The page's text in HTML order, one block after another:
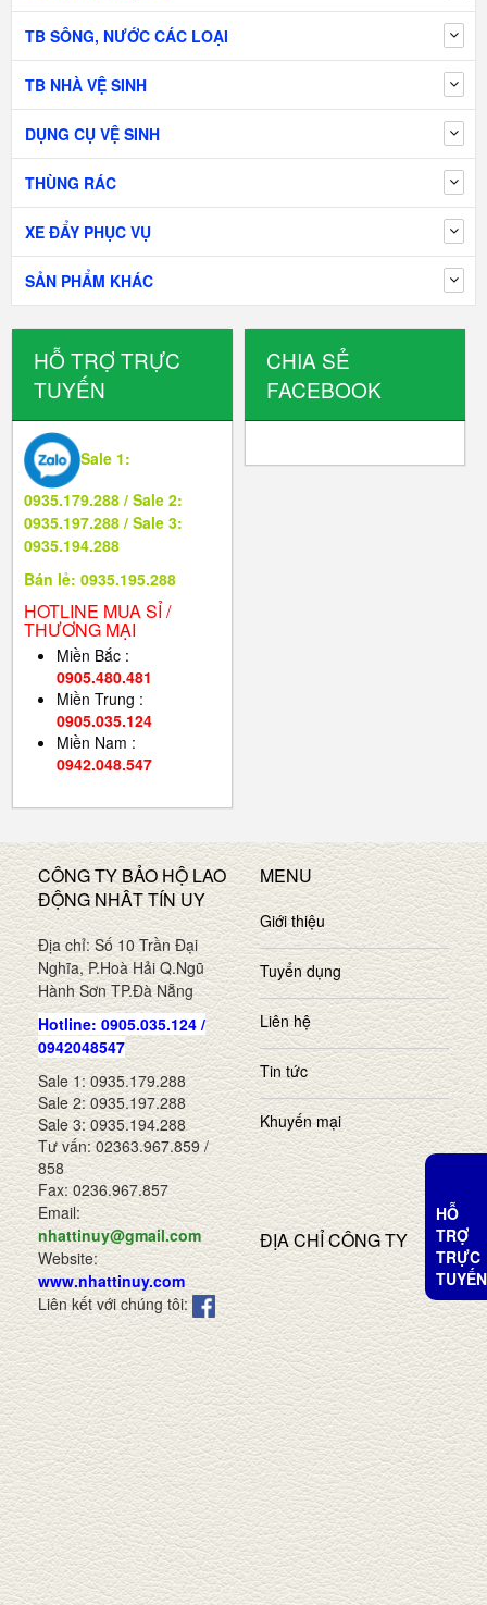
TB SÔNG, NƯỚC CÁC LOẠI
TB NHÀ VỆ SINH
DỤNG CỤ VỆ SINH
THÙNG RÁC
XE ĐẨY PHỤC VỤ
SẢN PHẨM KHÁC
HỖ TRỢ TRỰC
TUYẾN
Sale 1:
0935.179.288 / Sale 2:
0935.197.288 / Sale 3:
0935.194.288
Bán lẻ: 0935.195.288
HOTLINE MUA SỈ /
THƯƠNG MẠI
Miền Bắc :
0905.480.481
Miền Trung :
0905.035.124
Miền Nam :
0942.048.547
CHIA SẺ
FACEBOOK
CÔNG TY BẢO HỘ LAO
ĐỘNG NHÂT TÍN UY
Địa chỉ: Số 10 Trần Đại
Nghĩa, P.Hoà Hải Q.Ngũ
Hành Sơn TP.Đà Nẵng
Hotline: 0905.035.124 /
0942048547
Sale 1: 0935.179.288
Sale 2: 0935.197.288
Sale 3: 0935.194.288
Tư vấn: 02363.967.859 /
858
Fax: 0236.967.857
Email:
nhattinuy@gmail.com
Website:
www.nhattinuy.com
Liên kết với chúng tôi:
MENU
Giới thiệu
Tuyển dụng
Liên hệ
Tin tức
Khuyến mại
ĐỊA CHỈ CÔNG TY
HỖ
TRỢ
TRỰC
TUYẾN